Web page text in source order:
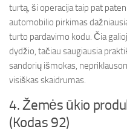
turtą, ši operacija taip pat
automobilio pirkimas
turto pardavimo kodu. Čia
dydžio, tačiau saugiausia
sandorių išmokas,
visiškas skaidrumas.
4. Žemės ūkio
(Kodas 92)